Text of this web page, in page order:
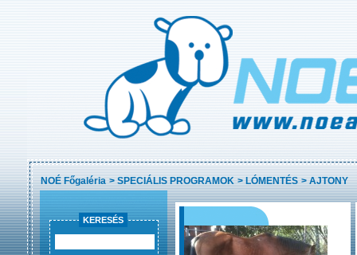
NOÉ Főgaléria >SPECIÁLIS PROGRAMOK >LÓMENTÉS >AJTONY
KERESÉS